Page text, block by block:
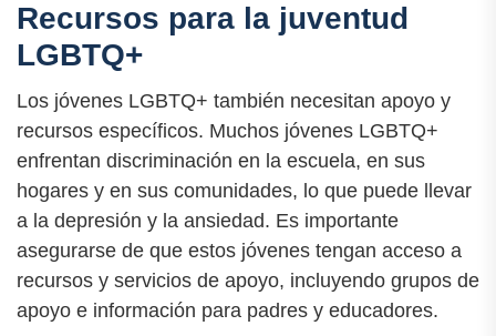
Recursos para la juventud
LGBTQ+
Los jóvenes LGBTQ+ también necesitan apoyo y
recursos específicos. Muchos jóvenes LGBTQ+
enfrentan discriminación en la escuela, en sus
hogares y en sus comunidades, lo que puede llevar
a la depresión y la ansiedad. Es importante
asegurarse de que estos jóvenes tengan acceso a
recursos y servicios de apoyo, incluyendo grupos de
apoyo e información para padres y educadores.